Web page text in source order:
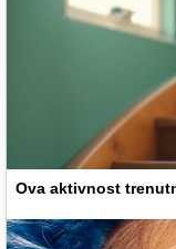
Ova aktivnost